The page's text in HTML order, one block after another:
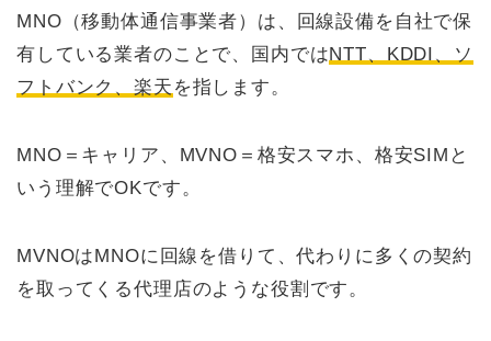
MNO（移動体通信事業者）は、回線設備を自社で保
有している業者のことで、国内ではNTT、KDDI、ソ
フトバンク、楽天 を指します。
MNO＝キャリア、MVNO＝格安スマホ、格安SIMと
いう理解でOKです。
MVNOはMNOに回線を借りて、代わりに多くの契約
を取ってくる代理店のような役割です。